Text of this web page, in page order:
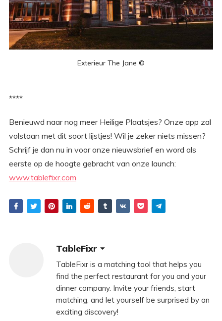
Exterieur The Jane ©
****
Benieuwd naar nog meer Heilige Plaatsjes? Onze app zal
volstaan met dit soort lijstjes! Wil je zeker niets missen?
Schrijf je dan nu in voor onze nieuwsbrief en word als
eerste op de hoogte gebracht van onze launch:
www.tablefixr.com
TableFixr
TableFixr is a matching tool that helps you
find the perfect restaurant for you and your
dinner company. Invite your friends, start
matching, and let yourself be surprised by an
exciting discovery!